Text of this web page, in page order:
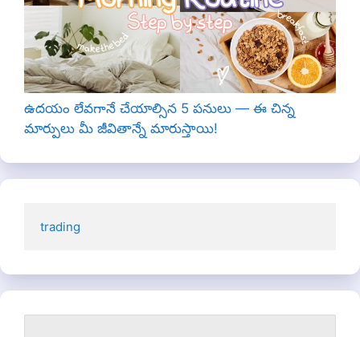
ఉదయం లేవగానే చేయాల్సిన 5 పనులు — ఈ చిన్న
మార్పులు మీ జీవితాన్నే మారుస్తాయి!
trading